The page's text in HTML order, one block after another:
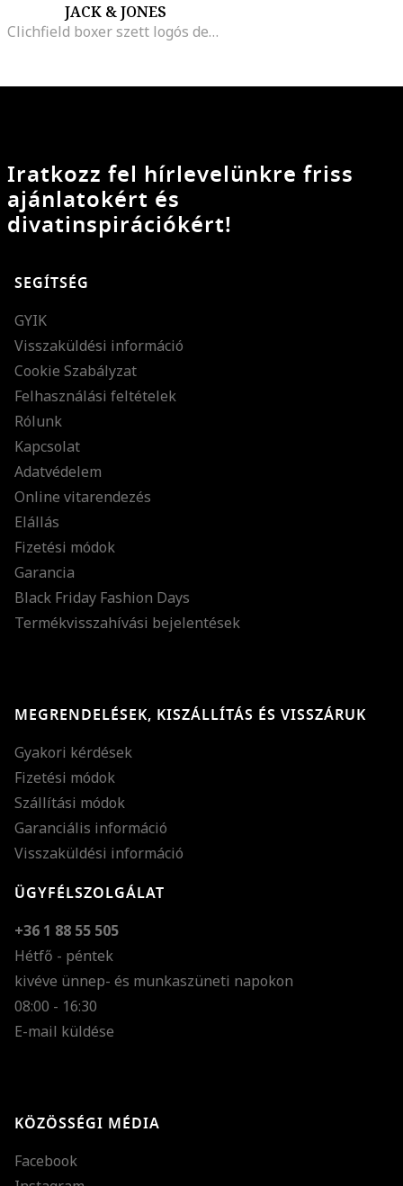
JACK & JONES
Clichfield boxer szett logós derékpánttal - 3 db, Bordó/Szürke/Tengerészkék
Iratkozz fel hírlevelünkre friss
ajánlatokért és
divatinspirációkért!
SEGÍTSÉG
GYIK
Visszaküldési információ
Cookie Szabályzat
Felhasználási feltételek
Rólunk
Kapcsolat
Adatvédelem
Online vitarendezés
Elállás
Fizetési módok
Garancia
Black Friday Fashion Days
Termékvisszahívási bejelentések
MEGRENDELÉSEK, KISZÁLLÍTÁS ÉS VISSZÁRUK
Gyakori kérdések
Fizetési módok
Szállítási módok
Garanciális információ
Visszaküldési információ
ÜGYFÉLSZOLGÁLAT
+36 1 88 55 505
Hétfő - péntek
kivéve ünnep- és munkaszüneti napokon
08:00 - 16:30
E-mail küldése
KÖZÖSSÉGI MÉDIA
Facebook